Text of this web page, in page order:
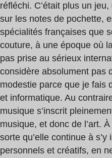
réfléchi. C’était plus un
sur les notes de pochette,
spécialités françaises que
couture, à une époque où
pas prise au sérieux
considère absolument pas
modestie parce que je fais
et informatique. Au
musique s’inscrit
musique, et donc de l’art.
sorte qu’elle continue à
personnels et créatifs, en